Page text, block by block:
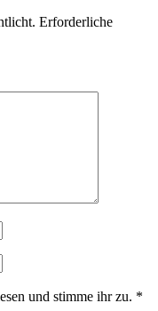
Erforderliche
und stimme ihr zu. *